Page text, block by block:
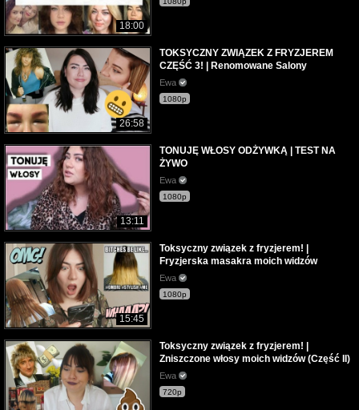
18:00
26:58
TOKSYCZNY ZWIĄZEK Z FRYZJEREM
CZĘŚĆ 3! | Renomowane Salony
Ewa
1080p
13:11
TONUJĘ WŁOSY ODŻYWKĄ | TEST NA
ŻYWO
Ewa
1080p
15:45
Toksyczny związek z fryzjerem! |
Fryzjerska masakra moich widzów
Ewa
1080p
Toksyczny związek z fryzjerem! |
Zniszczone włosy moich widzów (Część II)
Ewa
720p